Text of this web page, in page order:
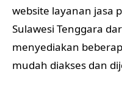
website layanan jasa
Sulawesi Tenggara
menyediakan
mudah diakses dan